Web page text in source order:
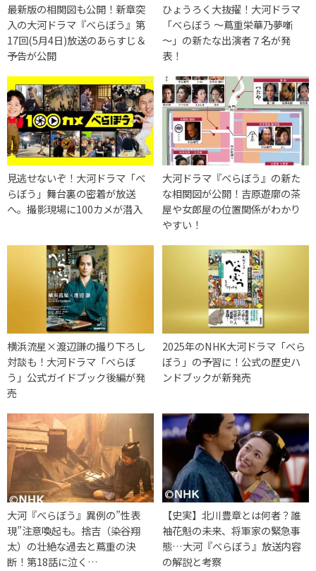
最新版の相関図も公開！新章突
入の大河ドラマ『べらぼう』第
17回(5月4日)放送のあらすじ＆
予告が公開
ひょうろく大抜擢！大河ドラマ
「べらぼう ～蔦重栄華乃夢噺
～」の新たな出演者７名が発
表！
見逃せないぞ！大河ドラマ「べ
らぼう」舞台裏の密着が放送
へ。撮影現場に100カメが潜入
大河ドラマ『べらぼう』の新た
な相関図が公開！吉原遊廓の茶
屋や女郎屋の位置関係がわかり
やすい！
横浜流星×渡辺謙の撮り下ろし
対談も！大河ドラマ「べらぼ
う」公式ガイドブック後編が発
売
2025年のNHK大河ドラマ「べら
ぼう」の予習に！公式の歴史ハ
ンドブックが新発売
大河『べらぼう』異例の”性表
現”注意喚起も。捨吉（染谷翔
太）の壮絶な過去と蔦重の決
断！第18話に泣く…
【史実】北川豊章とは何者？誰
袖花魁の未来、将軍家の緊急事
態…大河『べらぼう』放送内容
の解説と考察